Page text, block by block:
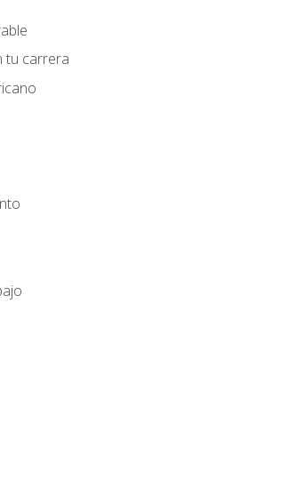
tu carrera